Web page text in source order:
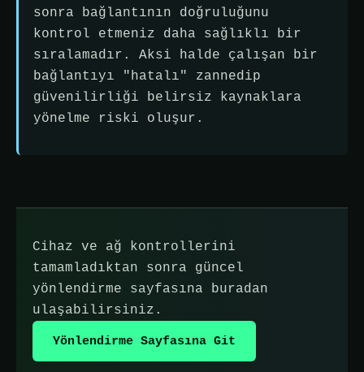
sonra bağlantının doğruluğunu
kontrol etmeniz daha sağlıklı bir
sıralamadır. Aksi halde çalışan bir
bağlantıyı "hatalı" zannedip
güvenilirliği belirsiz kaynaklara
yönelme riski oluşur.
Cihaz ve ağ kontrollerini
tamamladıktan sonra güncel
yönlendirme sayfasına buradan
ulaşabilirsiniz.
Yönlendirme Sayfasına Git